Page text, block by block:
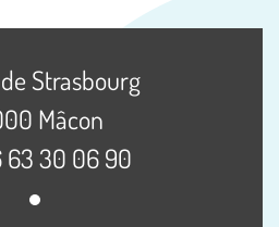
de Strasbourg
Mâcon
63 30 06 90